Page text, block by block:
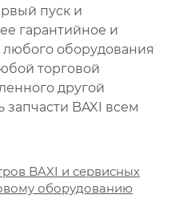
пуск и
гарантийное и
оборудования
торговой
другой
запчасти BAXI всем
BAXI и сервисных
оборудованию